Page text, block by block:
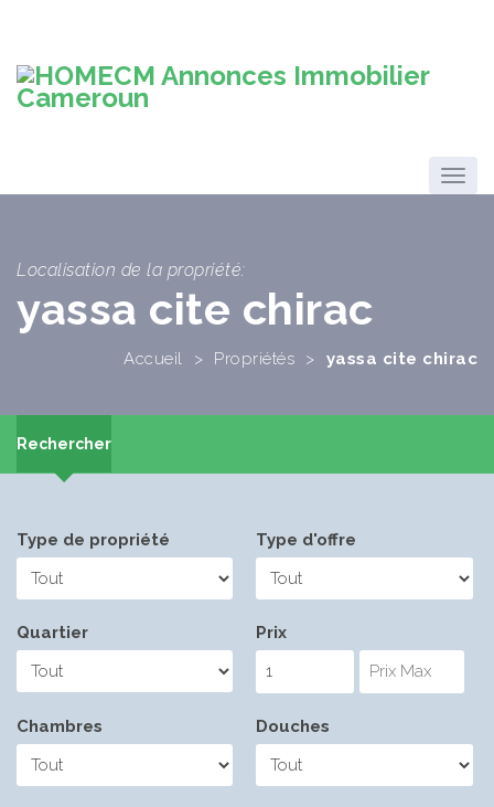
Localisation de la propriété:
yassa cite chirac
Accueil > Propriétés > yassa cite chirac
Rechercher
Type de propriété Type d'offre
Quartier Prix
Chambres Douches